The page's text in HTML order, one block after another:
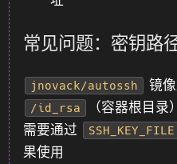
常见问题：密钥路
jnovack/autossh 镜
/id_rsa
（容器根目录
需要通过
SSH_KEY_FILE
果使用